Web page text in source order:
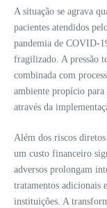
A situação se agrava
pacientes atendidos
pandemia de COVID-
fragilizado. A pressão
combinada com
ambiente propício
através da
Além dos riscos diretos
um custo financeiro
adversos prolongam
tratamentos adicionais
instituições. A